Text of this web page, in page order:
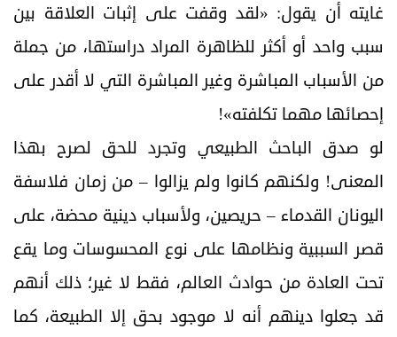
غايته أن يقول: «لقد وقفت على إثبات العلاقة بين
سبب واحد أو أكثر للظاهرة المراد دراستها، من جملة
من الأسباب المباشرة وغير المباشرة التي لا أقدر على
إحصائها مهما تكلفته»!
لو صدق الباحث الطبيعي وتجرد للحق لصرح بهذا
المعنى! ولكنهم كانوا ولم يزالوا – من زمان فلاسفة
اليونان القدماء – حريصين، ولأسباب دينية محضة، على
قصر السببية ونظامها على نوع المحسوسات وما يقع
تحت العادة من حوادث العالم، فقط لا غير؛ ذلك أنهم
قد جعلوا دينهم أنه لا موجود بحق إلا الطبيعة، كما